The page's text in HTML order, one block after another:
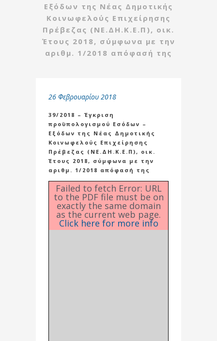
Εξόδων της Νέας Δημοτικής
Κοινωφελούς Επιχείρησης
Πρέβεζας (ΝΕ.ΔΗ.Κ.Ε.Π), οικ.
Έτους 2018, σύμφωνα με την
αριθμ. 1/2018 απόφασή της
26 Φεβρουαρίου 2018
39/2018 – Έγκριση
προϋπολογισμού Εσόδων –
Εξόδων της Νέας Δημοτικής
Κοινωφελούς Επιχείρησης
Πρέβεζας (ΝΕ.ΔΗ.Κ.Ε.Π), οικ.
Έτους 2018, σύμφωνα με την
αριθμ. 1/2018 απόφασή της
Failed to fetch Error: URL
to the PDF file must be on
exactly the same domain
as the current web page.
Click here for more info